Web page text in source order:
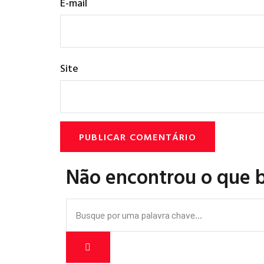
Site
Não encontrou o que